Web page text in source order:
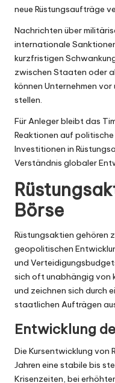
neue Rüstungsaufträge
Nachrichten über
internationale
kurzfristigen
zwischen Staaten oder
können Unternehmen
stellen.
Für Anleger bleibt das
Reaktionen auf
Investitionen in
Verständnis globaler
Börse
Rüstungsaktien gehören
geopolitischen
und
sich oft unabhängig von
und zeichnen sich durch
staatlichen Aufträgen
Entwicklung
Die Kursentwicklung von
Jahren eine stabile bis
Krisenzeiten, bei